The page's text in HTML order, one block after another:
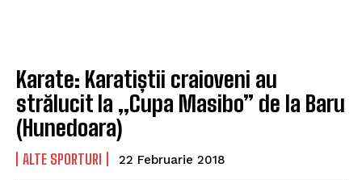
Karate: Karatiștii craioveni au
strălucit la „Cupa Masibo” de la Baru
(Hunedoara)
ALTE SPORTURI 22 Februarie 2018